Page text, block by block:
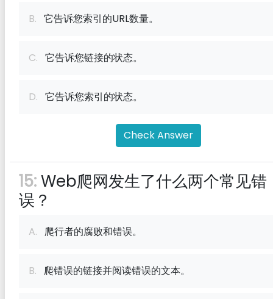
B. 它告诉您索引的URL数量。
C. 它告诉您链接的状态。
D. 它告诉您索引的状态。
Check Answer
15:Web爬网发生了什么两个常见错
误？
A. 爬行者的腐败和错误。
B. 爬错误的链接并阅读错误的文本。